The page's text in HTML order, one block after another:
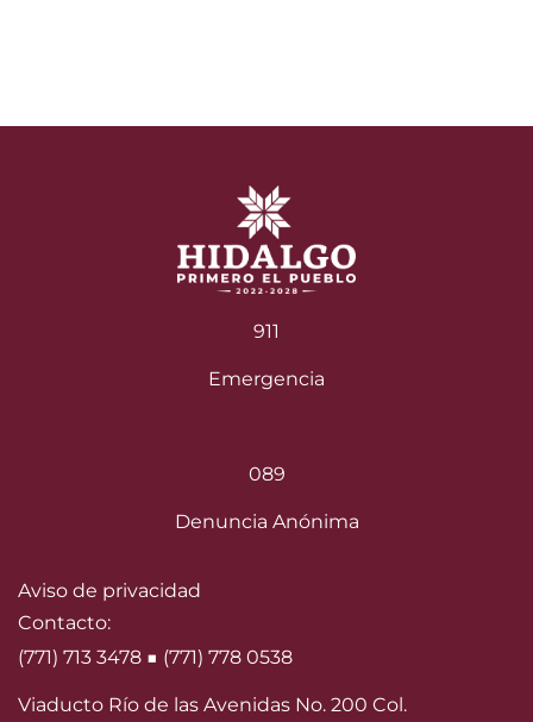
911
Emergencia
089
Denuncia Anónima
Aviso de privacidad
Contacto:
(771) 713 3478 ■ (771) 778 0538
Viaducto Río de las Avenidas No. 200 Col.